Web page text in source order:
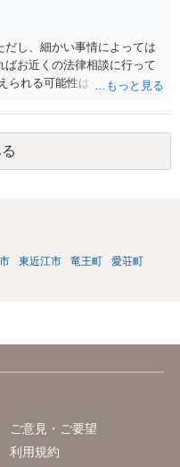
し、細かい事情によっては
お近くの法律相談に行って
られる可能性は低いと思われ
東近江市 竜王町
愛荘町
ご意見・ご要望
利用規約